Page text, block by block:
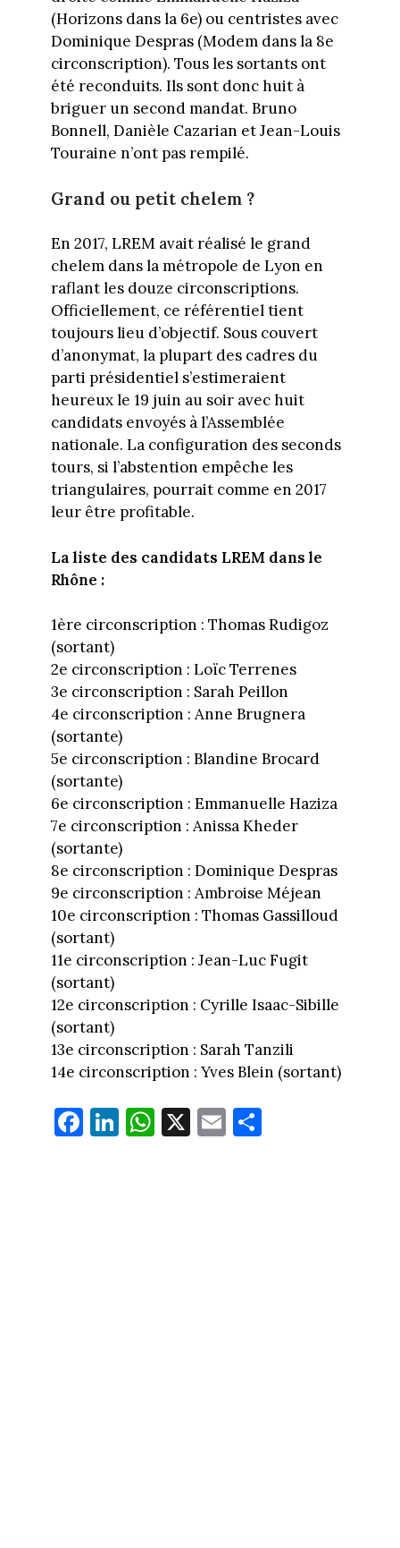
(Horizons dans la 6e) ou centristes avec
Dominique Despras (Modem dans la 8e
circonscription). Tous les sortants ont
été reconduits. Ils sont donc huit à
briguer un second mandat. Bruno
Bonnell, Danièle Cazarian et Jean-Louis
Touraine n’ont pas rempilé.
Grand ou petit chelem ?
En 2017, LREM avait réalisé le grand
chelem dans la métropole de Lyon en
raflant les douze circonscriptions.
Officiellement, ce référentiel tient
toujours lieu d’objectif. Sous couvert
d’anonymat, la plupart des cadres du
parti présidentiel s’estimeraient
heureux le 19 juin au soir avec huit
candidats envoyés à l’Assemblée
nationale. La configuration des seconds
tours, si l’abstention empêche les
triangulaires, pourrait comme en 2017
leur être profitable.
La liste des candidats LREM dans le
Rhône :
1ère circonscription : Thomas Rudigoz
(sortant)
2e circonscription : Loïc Terrenes
3e circonscription : Sarah Peillon
4e circonscription : Anne Brugnera
(sortante)
5e circonscription : Blandine Brocard
(sortante)
6e circonscription : Emmanuelle Haziza
7e circonscription : Anissa Kheder
(sortante)
8e circonscription : Dominique Despras
9e circonscription : Ambroise Méjean
10e circonscription : Thomas Gassilloud
(sortant)
11e circonscription : Jean-Luc Fugit
(sortant)
12e circonscription : Cyrille Isaac-Sibille
(sortant)
13e circonscription : Sarah Tanzili
14e circonscription : Yves Blein (sortant)
Fa
ce
Li
nk
W
ha
X E
m
Pa
rt